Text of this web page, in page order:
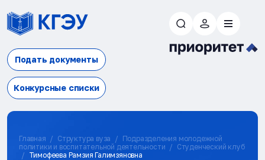
Подать документы
Конкурсные списки
Главная Структура вуза
Подразделения молодежной
политики и воспитательной деятельности
Студенческий клуб
Тимофеева Рамзия Галимзяновна